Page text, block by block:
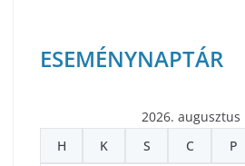
ESEMÉNYNAPTÁR
2026. augusztus
H
K S C P